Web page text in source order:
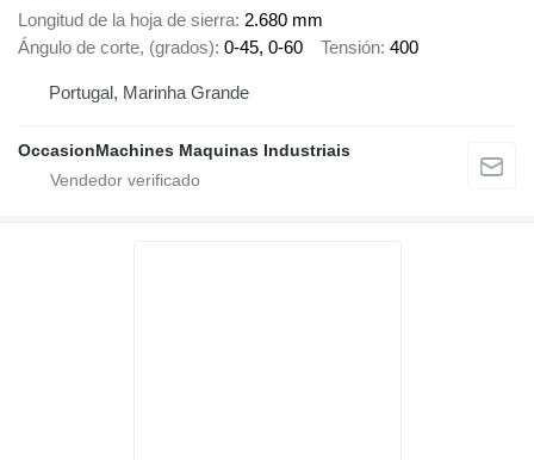
Longitud de la hoja de sierra 2.680 mm
Ángulo de corte, (grados) 0-45, 0-60 Tensión 400
Portugal, Marinha Grande
OccasionMachines Maquinas Industriais